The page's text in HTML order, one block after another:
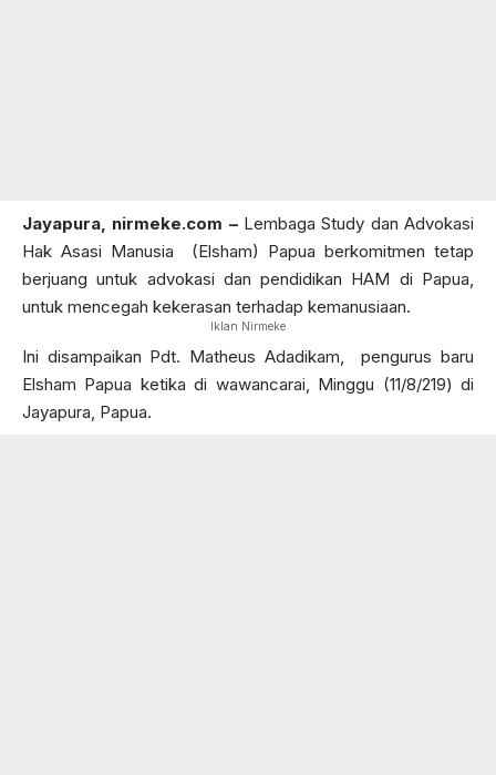
Jayapura, nirmeke.com –Lembaga Study dan Advokasi
Hak Asasi Manusia (Elsham) Papua berkomitmen tetap
berjuang untuk advokasi dan pendidikan HAM di Papua,
untuk mencegah kekerasan terhadap kemanusiaan.
Iklan Nirmeke
Ini disampaikan Pdt. Matheus Adadikam, pengurus baru
Elsham Papua ketika di wawancarai, Minggu (11/8/219) di
Jayapura, Papua.